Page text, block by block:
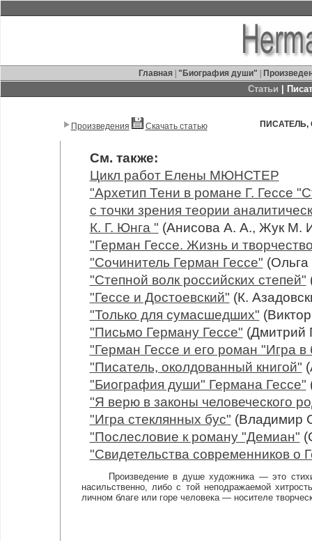
Главная "Биография души"
Статьи |
Произведения Скачать статью
См. также:
Цикл работ Елены МЮНСТЕР
"Архетип Тени в романе Г. Гессе
с точки зрения теории
К. Г. Юнга " (Анисова А. А., Жук М.
"Герман Гессе. Жизнь и
"Сочинитель Герман Гессе"
"Степной волк российских степей"
"Гессе и Достоевский" (К.
"Только для сумасшедших"
"Письмо Герману Гессе" (Дмитрий
"Герман Гессе и его роман "Игра в
"Писатель, околдованный книгой"
"Биография души" Германа Гессе"
"Я верю в законы человеческого
"Игра стеклянных бус" (Владимир
"Послесловие к роману "Демиан"
"Свидетельства современников о
Произведение в душе художника — это
насильственно, либо с той неподражаемой
личном благе или горе человека — носителе